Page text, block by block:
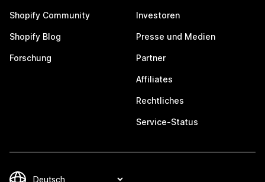
Shopify Community
Shopify Blog
Forschung
Investoren
Presse und Medien
Partner
Affiliates
Rechtliches
Service-Status